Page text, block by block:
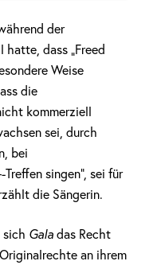
der
hatte, dass „Freed
Weise
die
kommerziell
sei, durch
bei
singen“, sei für
die Sängerin.
Gala das Recht
an ihrem